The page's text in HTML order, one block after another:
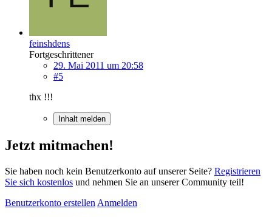
feinshdens
Fortgeschrittener
29. Mai 2011 um 20:58
#5
thx !!!
Inhalt melden
Jetzt mitmachen!
Sie haben noch kein Benutzerkonto auf unserer Seite? Registrieren
Sie sich kostenlos und nehmen Sie an unserer Community teil!
Benutzerkonto erstellen Anmelden